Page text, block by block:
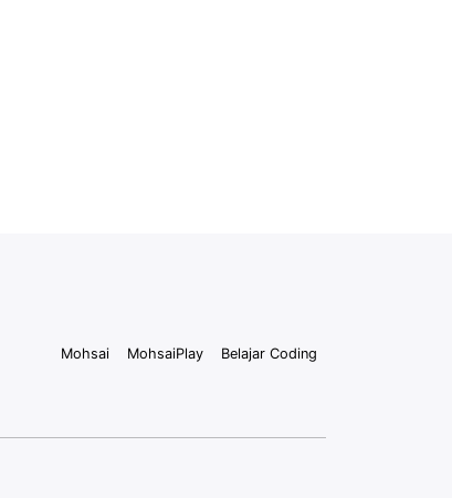
Mohsai MohsaiPlay Belajar Coding